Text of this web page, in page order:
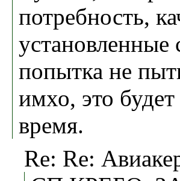
потребность,
установленные
попытка не
имхо, это
время.
Re: Re: